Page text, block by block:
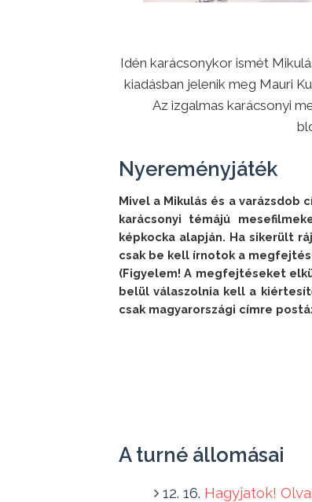
Idén karácsonykor ismét
kiadásban jelenik meg Mauri
Az izgalmas karácsonyi
Nyereményjáték
Mivel a Mikulás és a varázsdob
karácsonyi témájú
képkocka alapján. Ha sikerült
csak be kell írnotok a
(Figyelem! A megfejtéseket
belül válaszolnia kell a
csak magyarországi címre
A turné állomásai
12. 16. Hagyjatok!